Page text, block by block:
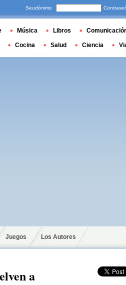
Juegos Los Autores
a
Seudónimo
Música Libros
Cocina Salud Ciencia